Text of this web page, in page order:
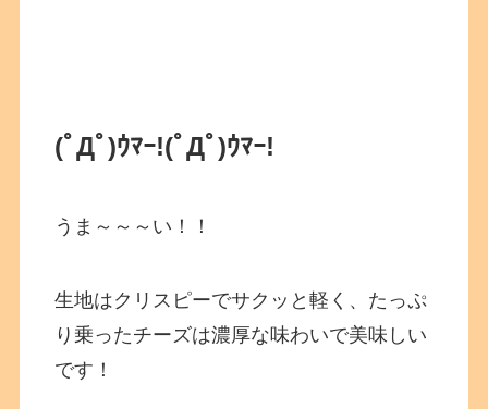
(ﾟДﾟ)ｳﾏｰ!(ﾟДﾟ)ｳﾏｰ!
うま～～～い！！
生地はクリスピーでサクッと軽く、たっぷ
り乗ったチーズは濃厚な味わいで美味しい
です！